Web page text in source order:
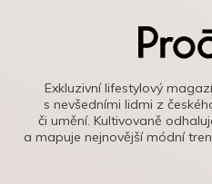
Exkluzivní lifestylový
s nevšedními lidmi z
či umění. Kultivovaně
a mapuje nejnovější módní